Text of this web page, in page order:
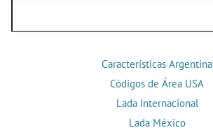
Características Argentina
Códigos de Área USA
Lada Internacional
Lada México